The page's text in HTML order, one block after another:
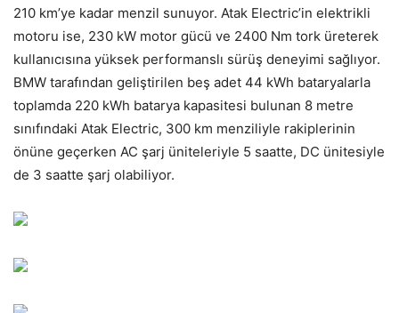
210 km’ye kadar menzil sunuyor. Atak Electric’in elektrikli
motoru ise, 230 kW motor gücü ve 2400 Nm tork üreterek
kullanıcısına yüksek performanslı sürüş deneyimi sağlıyor.
BMW tarafından geliştirilen beş adet 44 kWh bataryalarla
toplamda 220 kWh batarya kapasitesi bulunan 8 metre
sınıfındaki Atak Electric, 300 km menziliyle rakiplerinin
önüne geçerken AC şarj üniteleriyle 5 saatte, DC ünitesiyle
de 3 saatte şarj olabiliyor.